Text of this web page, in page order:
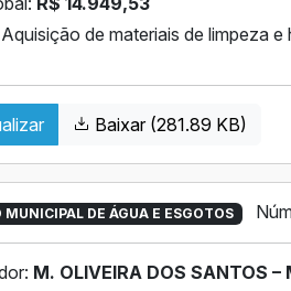
Aquisição de materiais de limpeza
Baixar (281.89 KB)
MUNICIPAL DE ÁGUA E ESGOTOS
M. OLIVEIRA DOS SANTOS